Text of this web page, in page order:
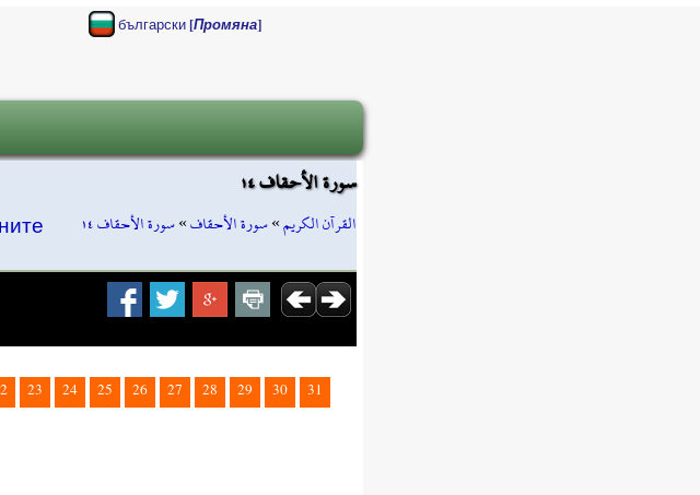
български[Промяна]
سورة الأحقاف ١٤
القرآن الكريم»سورة الأحقاف»سورة الأحقاف ١٤
23 24 25 26 27 28 29 30
31